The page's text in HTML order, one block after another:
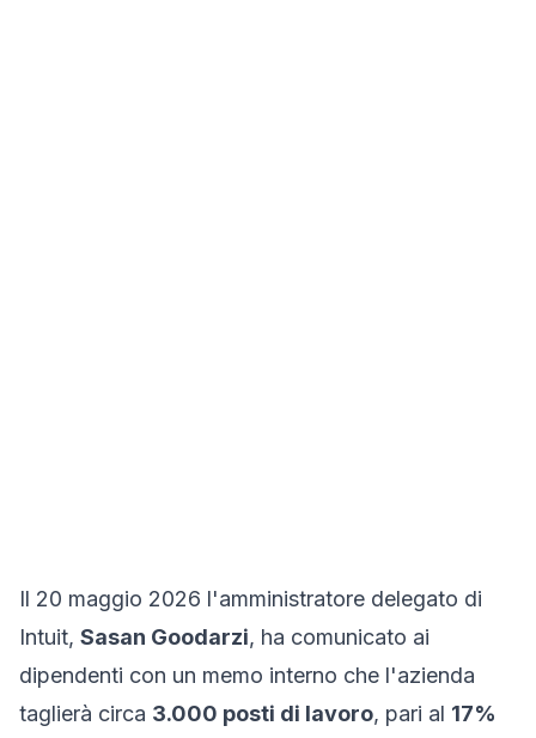
Il 20 maggio 2026 l'amministratore delegato di
Intuit, Sasan Goodarzi, ha comunicato ai
dipendenti con un memo interno che l'azienda
taglierà circa 3.000 posti di lavoro, pari al 17%